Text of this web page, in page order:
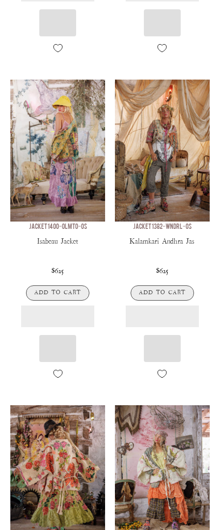
JACKET 1400-OLMTO-OS
Isabeau Jacket
$625
ADD TO CART
JACKET 1382-WNDRL-OS
Kalamkari Andhra Jas
$625
ADD TO CART